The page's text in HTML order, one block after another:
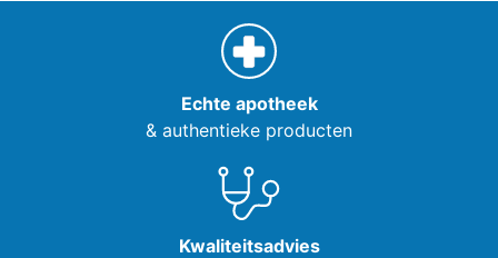
Echte apotheek
& authentieke producten
Kwaliteitsadvies